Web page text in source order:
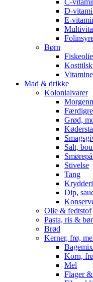
C-
D-
E-
Børn
Mad & drikke
Kolonialvarer
Grød,
Salt,
Stivelse
Tang
Dip,
Olie & fedtstof
Pasta, ris &
Brød
Kerner, frø,
Bagemix
Korn,
Mel
Flager